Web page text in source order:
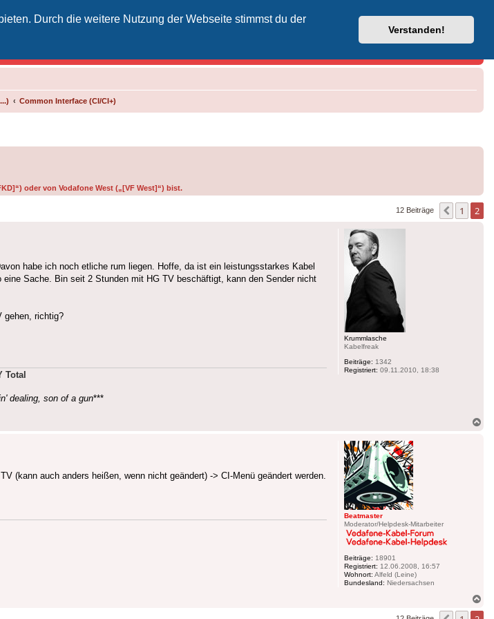
Durch die weitere Nutzung der Webseite stimmst du der
Verstanden!
Vodafone-Kabel-Helpdesk
Common Interface (CI/CI+)
oder von Vodafone West („[VF West]“) bist.
12 Beiträge 1 2
Krummlasche
Kabelfreak
Beiträge: 1342
Registriert: 09.11.2010, 18:38
habe ich noch etliche rum liegen. Hoffe, da ist ein leistungsstarkes Kabel
Sache. Bin seit 2 Stunden mit HG TV beschäftigt, kann den Sender nicht
gehen, richtig?
Total
dealing, son of a gun***
Beatmaster
Moderator/Helpdesk-Mitarbeiter
Beiträge: 18901
Registriert: 12.06.2008, 16:57
Wohnort: Alfeld (Leine)
Bundesland: Niedersachsen
(kann auch anders heißen, wenn nicht geändert) -> CI-Menü geändert werden.